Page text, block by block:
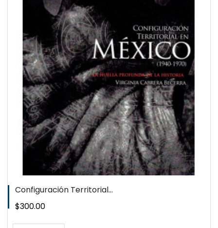
Configuración Territorial...
Precio
$300.00